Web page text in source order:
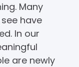
Many
have
In our
are newly